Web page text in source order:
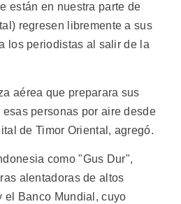
están en nuestra parte de
regresen libremente a sus
los periodistas al salir de la
aérea que preparara sus
personas por aire desde
de Timor Oriental, agregó.
como "Gus Dur",
alentadoras de altos
el Banco Mundial, cuyo